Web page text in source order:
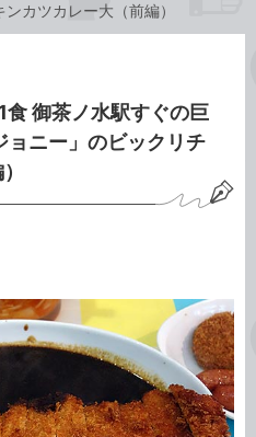
カツカレー大（前編）
食 御茶ノ水駅すぐの巨
ョニー」のビックリチ